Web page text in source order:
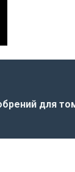
для